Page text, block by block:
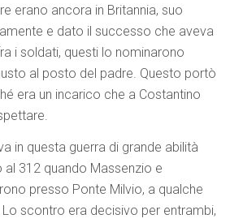
erano ancora in Britannia, suo
e dato il successo che aveva
i soldati, questi lo nominarono
al posto del padre. Questo portò
era un incarico che a Costantino
in questa guerra di grande abilità
312 quando Massenzio e
presso Ponte Milvio, a qualche
scontro era decisivo per entrambi,